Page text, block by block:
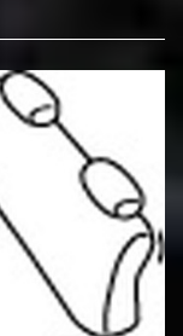
⑥Yellow
⑥Yellow
③Red
③Light gray
③Light gray